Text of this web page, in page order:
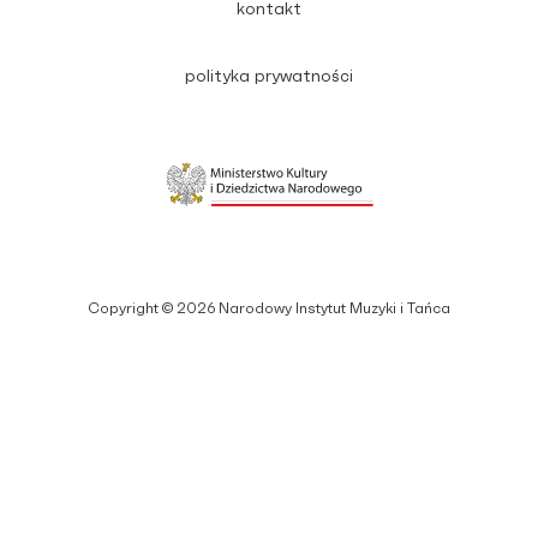
Copyright © 2026 Narodowy Instytut Muzyki i Tańca
kontakt
polityka prywatności